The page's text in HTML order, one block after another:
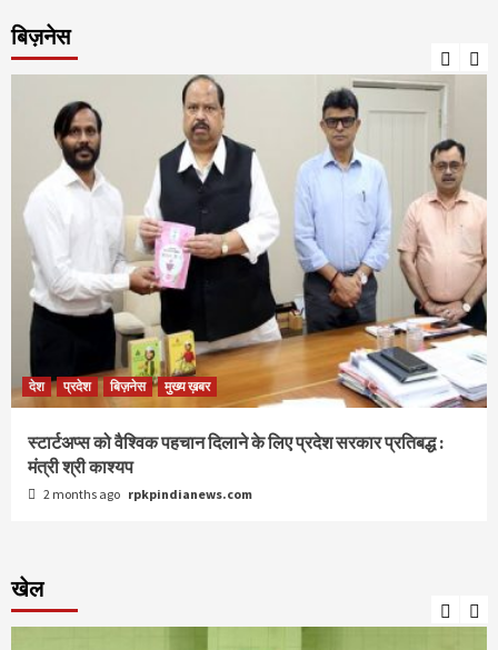
बिज़नेस
देश प्रदेश बिज़नेस मुख्य ख़बर
स्टार्टअप्स को वैश्विक पहचान दिलाने के लिए प्रदेश सरकार प्रतिबद्ध :
मंत्री श्री काश्यप
2 months ago rpkpindianews.com
खेल